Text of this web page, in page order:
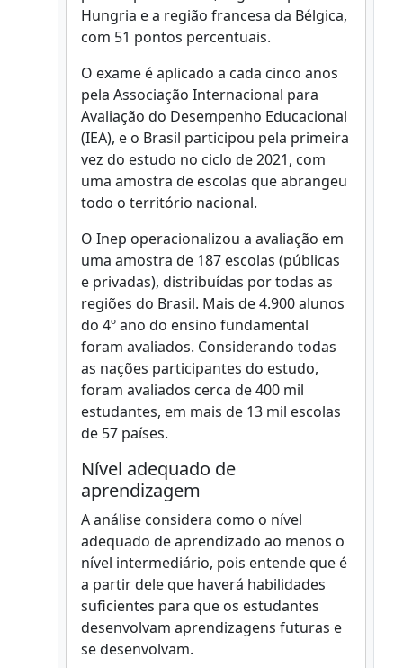
Hungria e a região francesa da Bélgica,
com 51 pontos percentuais.
O exame é aplicado a cada cinco anos
pela Associação Internacional para
Avaliação do Desempenho Educacional
(IEA), e o Brasil participou pela primeira
vez do estudo no ciclo de 2021, com
uma amostra de escolas que abrangeu
todo o território nacional.
O Inep operacionalizou a avaliação em
uma amostra de 187 escolas (públicas
e privadas), distribuídas por todas as
regiões do Brasil. Mais de 4.900 alunos
do 4º ano do ensino fundamental
foram avaliados. Considerando todas
as nações participantes do estudo,
foram avaliados cerca de 400 mil
estudantes, em mais de 13 mil escolas
de 57 países.
Nível adequado de
aprendizagem
A análise considera como o nível
adequado de aprendizado ao menos o
nível intermediário, pois entende que é
a partir dele que haverá habilidades
suficientes para que os estudantes
desenvolvam aprendizagens futuras e
se desenvolvam.